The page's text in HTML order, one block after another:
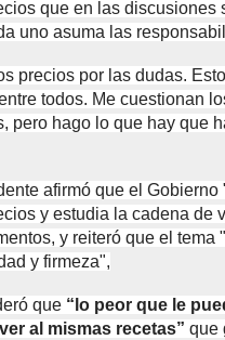
que en las discusiones
uno asuma las
precios por las dudas.
todos. Me cuestionan
pero hago lo que hay que
afirmó que el Gobierno
y estudia la cadena de
y reiteró que el tema
y firmeza",
que “lo peor que le
al mismas recetas” que